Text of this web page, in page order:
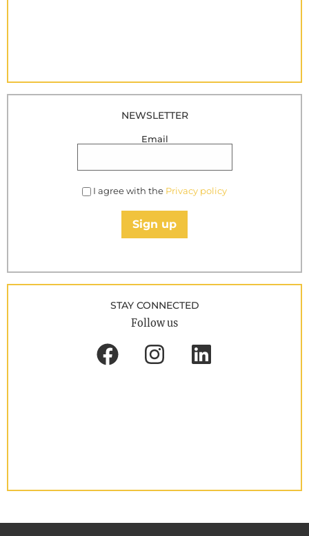
NEWSLETTER
Email
I agree with the Privacy policy
Sign up
STAY CONNECTED
Follow us